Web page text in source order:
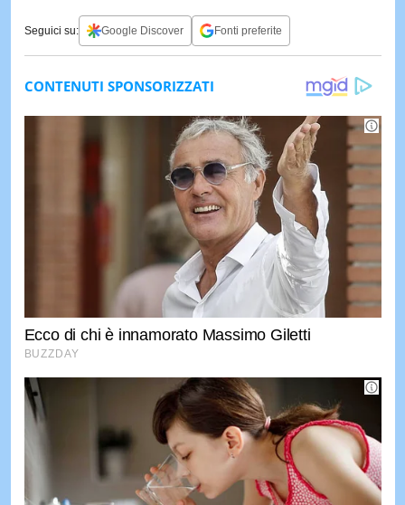
Seguici su: Google Discover Fonti preferite